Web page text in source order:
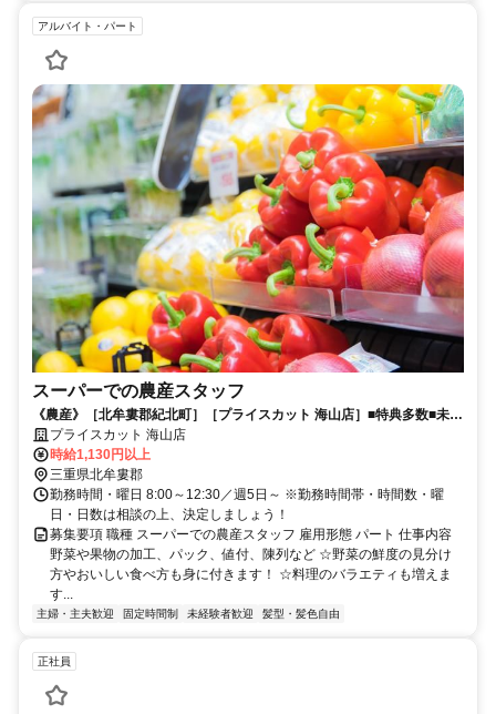
アルバイト・パート
スーパーでの農産スタッフ
《農産》［北牟婁郡紀北町］［プライスカット 海山店］■特典多数■未経
験者大歓迎■
プライスカット 海山店
時給1,130円以上
三重県北牟婁郡
勤務時間・曜日 8:00～12:30／週5日～ ※勤務時間帯・時間数・曜
日・日数は相談の上、決定しましょう！
募集要項 職種 スーパーでの農産スタッフ 雇用形態 パート 仕事内容
野菜や果物の加工、パック、値付、陳列など ☆野菜の鮮度の見分け
方やおいしい食べ方も身に付きます！ ☆料理のバラエティも増えま
す...
主婦・主夫歓迎 固定時間制 未経験者歓迎 髪型・髪色自由
正社員